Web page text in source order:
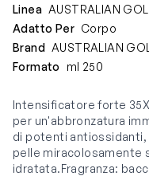
Linea AUSTRALIAN
Adatto Per Corpo
Brand AUSTRALIAN
Formato
ml 250
Intensificatore forte
per un'abbronzatura
di potenti antiossidanti,
pelle miracolosamente
idratata.Fragranza: